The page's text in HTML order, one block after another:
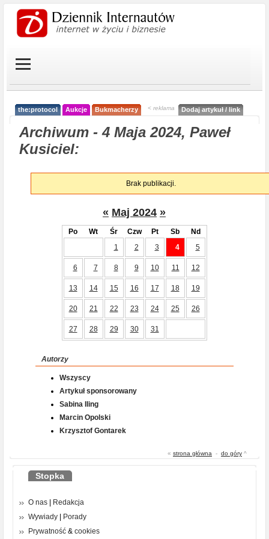
the:protocol Aukcje Bukmacherzy < reklama Dodaj artykuł / link
Archiwum - 4 Maja 2024, Paweł
Kusiciel:
Brak publikacji.
« Maj 2024 »
Po Wt Śr Czw Pt Sb
Nd
1
2 3 4 5
6 7 8 9 10 11 12
13 14 15 16 17 18 19
20 21 22 23 24 25 26
27 28 29 30 31
Autorzy
Wszyscy
Artykuł sponsorowany
Sabina Iling
Marcin Opolski
Krzysztof Gontarek
« strona główna - do góry ^
Stopka
O nas
Redakcja
Wywiady
Porady
Prywatność & cookies